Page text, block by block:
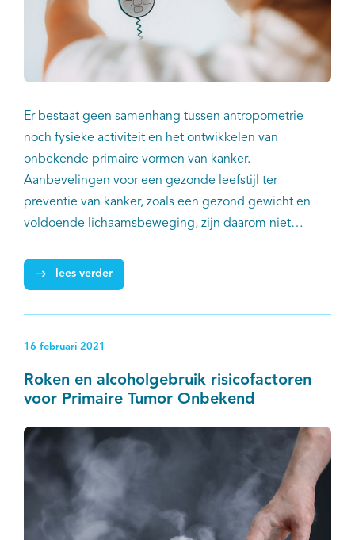
Er bestaat geen samenhang tussen antropometrie
noch fysieke activiteit en het ontwikkelen van
onbekende primaire vormen van kanker.
Aanbevelingen voor een gezonde leefstijl ter
preventie van kanker, zoals een gezond gewicht en
voldoende lichaamsbeweging, zijn daarom niet
voorkomen. Dat concluderen Karlijn Hermans
(Maastricht University) en collega’s op basis van data
lees verder
16 februari 2021
Roken en alcoholgebruik risicofactoren
voor Primaire Tumor Onbekend